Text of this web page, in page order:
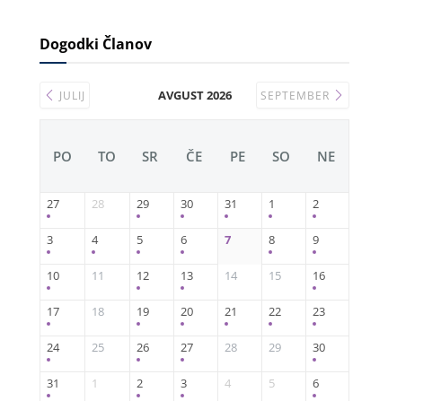
Dogodki Članov
JULIJ AVGUST 2026 SEPTEMBER
PO TO SR ČE PE SO NE
27 28 29 30 31 1 2
3 4 5 6 7 8 9
10 11 12 13 14 15 16
17 18 19 20 21 22 23
24 25 26 27 28 29 30
31 1 2 3 4 5 6